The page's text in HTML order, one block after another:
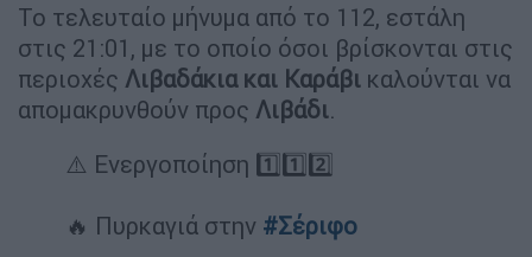
Το τελευταίο μήνυμα από το 112, εστάλη
στις 21:01, με το οποίο όσοι βρίσκονται στις
περιοχές Λιβαδάκια και Καράβι καλούνται να
απομακρυνθούν προς Λιβάδι.
⚠️ Ενεργοποίηση 1️⃣1️⃣2️⃣
🔥 Πυρκαγιά στην #Σέριφο